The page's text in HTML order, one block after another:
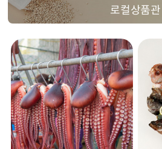
로컬상품관